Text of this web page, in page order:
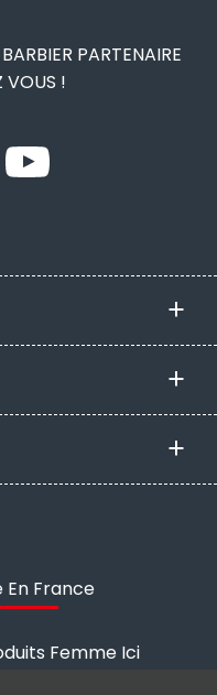
PARTENAIRE
VOUS !
En France
Femme Ici